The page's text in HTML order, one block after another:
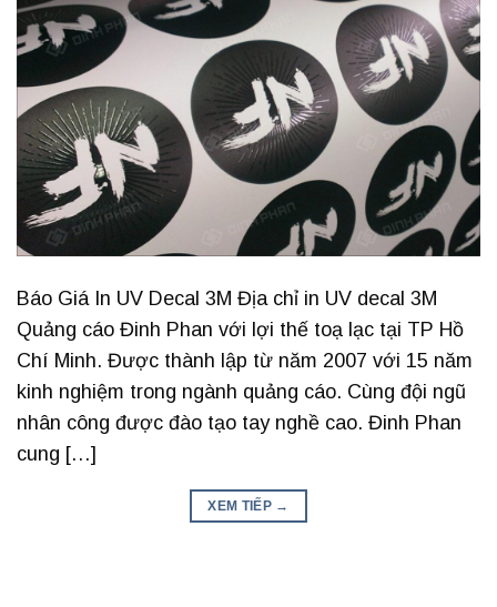
Báo Giá In UV Decal 3M Địa chỉ in UV decal 3M
Quảng cáo Đinh Phan với lợi thế toạ lạc tại TP Hồ
Chí Minh. Được thành lập từ năm 2007 với 15 năm
kinh nghiệm trong ngành quảng cáo. Cùng đội ngũ
nhân công được đào tạo tay nghề cao. Đinh Phan
cung […]
XEM TIẾP →